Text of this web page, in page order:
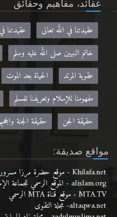
عقائد، مفاهيم وحقائق
عقيدتنا في الله تعالى عقيدتنا
خاتم النبيين صلى الله عليه وسلم
عقوبة المرتد
الحياة بعد الموت
مفهومنا للإسلام وتعريفنا للمسلم
حقيقة الجن
حقيقة الجنة
مواقع صديقة:
Khilafa.net - موقع حضرة مرزا مسرور أحمد نصره الله
alislam.org - الموقع الرسمي للجماعة الإسلامية الأحمدية باللغة الانجليزية
MTA.TV - موقع قناة MTA الرسمي
altaqwa.net- مجلة التقوى